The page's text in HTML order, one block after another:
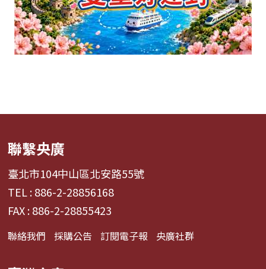
聯繫央廣
臺北市104中山區北安路55號
TEL : 886-2-28856168
FAX : 886-2-28855423
聯絡我們 採購公告 訂閱電子報 央廣社群